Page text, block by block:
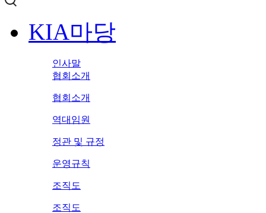
KIA마당
인사말
협회소개
협회소개
역대임원
정관 및 규정
운영규칙
조직도
조직도